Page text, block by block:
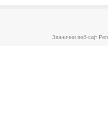
Званични веб-сајт